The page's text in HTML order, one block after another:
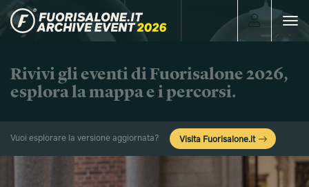
Toggle
Rivivi gli eventi di Fuorisalone 2026,
esplora la mappa e i percorsi.
Vuoi esplorare la versione aggiornata? Visita Fuorisalone.it